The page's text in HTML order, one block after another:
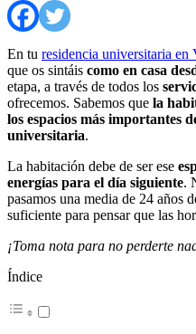
En tu residencia universitaria en
que os sintáis como en casa
etapa, a través de todos los
ofrecemos. Sabemos que la
los espacios más importantes
universitaria.
La habitación debe de ser ese
energías para el día siguiente.
pasamos una media de 24 años
suficiente para pensar que las
¡Toma nota para no perderte
Índice